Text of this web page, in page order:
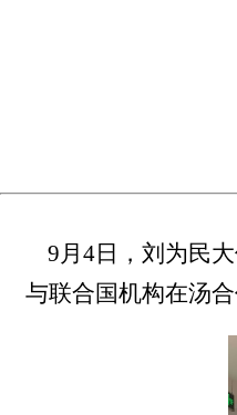
9月4日，刘为民
与联合国机构在汤